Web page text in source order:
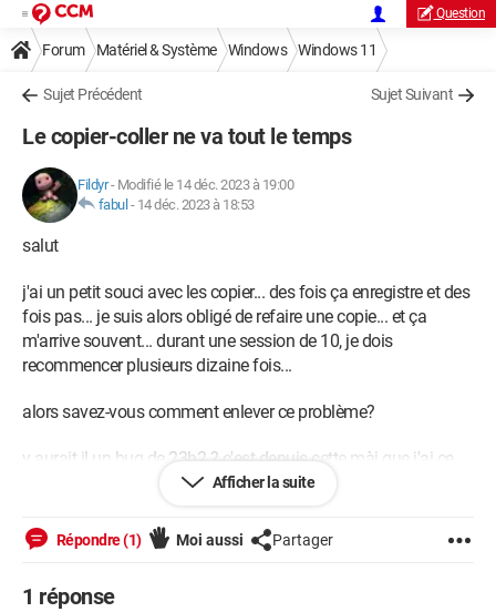
Question
Forum Matériel & Système Windows Windows 11
Sujet Précédent Sujet Suivant
Le copier-coller ne va tout le temps
Fildyr- Modifié le 14 déc. 2023 à 19:00
fabul - 14 déc. 2023 à 18:53
salut
j'ai un petit souci avec les copier... des fois ça enregistre et des
fois pas... je suis alors obligé de refaire une copie... et ça
m'arrive souvent... durant une session de 10, je dois
recommencer plusieurs dizaine fois...
alors savez-vous comment enlever ce problème?
y aurait il un bug de 23h2 ? c'est depuis cette màj que j'ai ce
avez ce genre de problème .
Afficher la suite
Répondre (1) Moi aussi Partager
1 réponse